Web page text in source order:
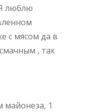
люблю
с мясом да в
, так
майонеза, 1